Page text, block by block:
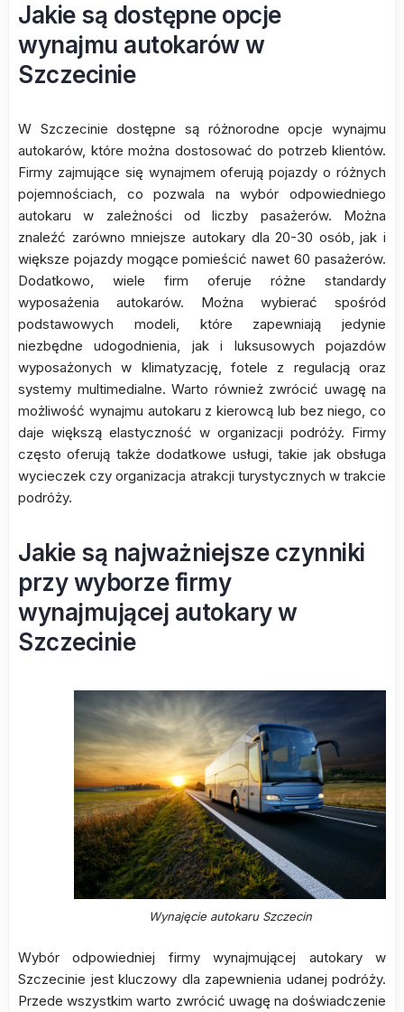
Jakie są dostępne opcje
wynajmu autokarów w
Szczecinie
W Szczecinie dostępne są różnorodne opcje wynajmu
autokarów, które można dostosować do potrzeb klientów.
Firmy zajmujące się wynajmem oferują pojazdy o różnych
pojemnościach, co pozwala na wybór odpowiedniego
autokaru w zależności od liczby pasażerów. Można
znaleźć zarówno mniejsze autokary dla 20-30 osób, jak i
większe pojazdy mogące pomieścić nawet 60 pasażerów.
Dodatkowo, wiele firm oferuje różne standardy
wyposażenia autokarów. Można wybierać spośród
podstawowych modeli, które zapewniają jedynie
niezbędne udogodnienia, jak i luksusowych pojazdów
wyposażonych w klimatyzację, fotele z regulacją oraz
systemy multimedialne. Warto również zwrócić uwagę na
możliwość wynajmu autokaru z kierowcą lub bez niego, co
daje większą elastyczność w organizacji podróży. Firmy
często oferują także dodatkowe usługi, takie jak obsługa
wycieczek czy organizacja atrakcji turystycznych w trakcie
podróży.
Jakie są najważniejsze czynniki
przy wyborze firmy
wynajmującej autokary w
Szczecinie
Wynajęcie autokaru Szczecin
Wybór odpowiedniej firmy wynajmującej autokary w
Szczecinie jest kluczowy dla zapewnienia udanej podróży.
Przede wszystkim warto zwrócić uwagę na doświadczenie